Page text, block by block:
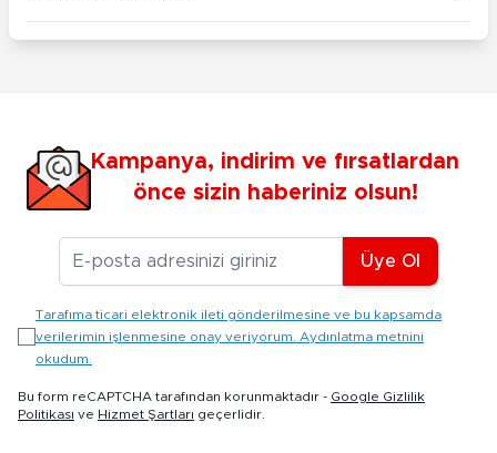
Kampanya, indirim ve fırsatlardan
önce sizin haberiniz olsun!
E-posta Adresiniz
Üye Ol
Tarafıma ticari elektronik ileti gönderilmesine ve bu kapsamda
verilerimin işlenmesine onay veriyorum. Aydınlatma metnini
okudum.
Bu form reCAPTCHA tarafından korunmaktadır - Google Gizlilik
Politikası ve Hizmet Şartları geçerlidir.